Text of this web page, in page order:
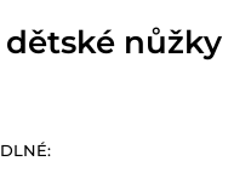
nůžky